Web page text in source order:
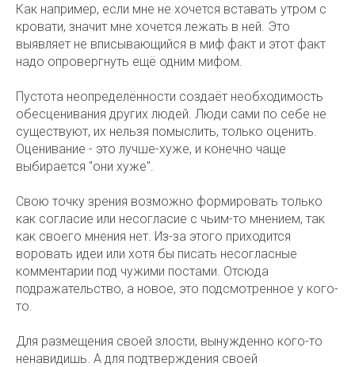
Как например, если мне не хочется вставать утром с
кровати, значит мне хочется лежать в ней. Это
выявляет не вписывающийся в миф факт и этот факт
надо опровергнуть ещё одним мифом.
Пустота неопределённости создаёт необходимость
обесценивания других людей. Люди сами по себе не
существуют, их нельзя помыслить, только оценить.
Оценивание - это лучше-хуже, и конечно чаще
выбирается "они хуже".
Свою точку зрения возможно формировать только
как согласие или несогласие с чьим-то мнением, так
как своего мнения нет. Из-за этого приходится
воровать идеи или хотя бы писать несогласные
комментарии под чужими постами. Отсюда
подражательство, а новое, это подсмотренное у кого-
то.
Для размещения своей злости, вынужденно кого-то
ненавидишь. А для подтверждения своей